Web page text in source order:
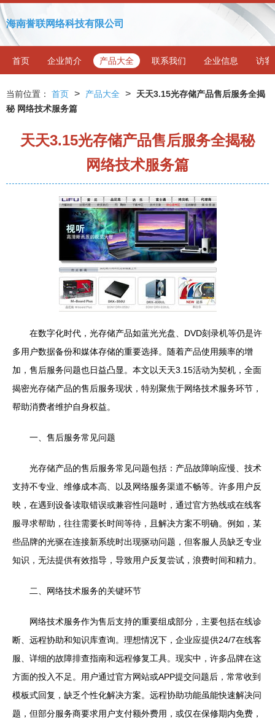
海南誉联网络科技有限公司
首页 企业简介 产品大全 联系我们 企业信息 访客
当前位置： 首页 > 产品大全 >
天天3.15光存储产品售后服务全揭
秘 网络技术服务篇
天天3.15光存储产品售后服务全揭秘
网络技术服务篇
在数字化时代，光存储产品如蓝光光盘、DVD刻录机等仍是许
多用户数据备份和媒体存储的重要选择。随着产品使用频率的增
加，售后服务问题也日益凸显。本文以天天3.15活动为契机，全面
揭密光存储产品的售后服务现状，特别聚焦于网络技术服务环节，
帮助消费者维护自身权益。
一、售后服务常见问题
光存储产品的售后服务常见问题包括：产品故障响应慢、技术
支持不专业、维修成本高、以及网络服务渠道不畅等。许多用户反
映，在遇到设备读取错误或兼容性问题时，通过官方热线或在线客
服寻求帮助，往往需要长时间等待，且解决方案不明确。例如，某
些品牌的光驱在连接新系统时出现驱动问题，但客服人员缺乏专业
知识，无法提供有效指导，导致用户反复尝试，浪费时间和精力。
二、网络技术服务的关键环节
网络技术服务作为售后支持的重要组成部分，主要包括在线诊
断、远程协助和知识库查询。理想情况下，企业应提供24/7在线客
服、详细的故障排查指南和远程修复工具。现实中，许多品牌在这
方面的投入不足。用户通过官方网站或APP提交问题后，常常收到
模板式回复，缺乏个性化解决方案。远程协助功能虽能快速解决问
题，但部分服务商要求用户支付额外费用，或仅在保修期内免费，